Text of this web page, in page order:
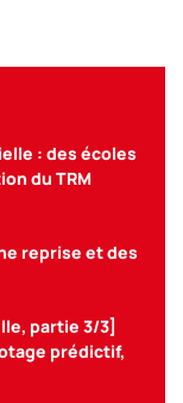
: des écoles
du TRM
reprise et des
partie 3/3]
prédictif,